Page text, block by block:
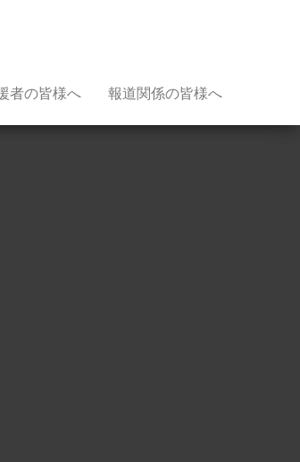
者の皆様へ 報道関係の皆様へ